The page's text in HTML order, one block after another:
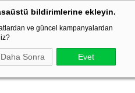
bildirimlerine ekleyin.
ve güncel kampanyalardan
Daha Sonra Evet
%30 İndirim → 1500 TL